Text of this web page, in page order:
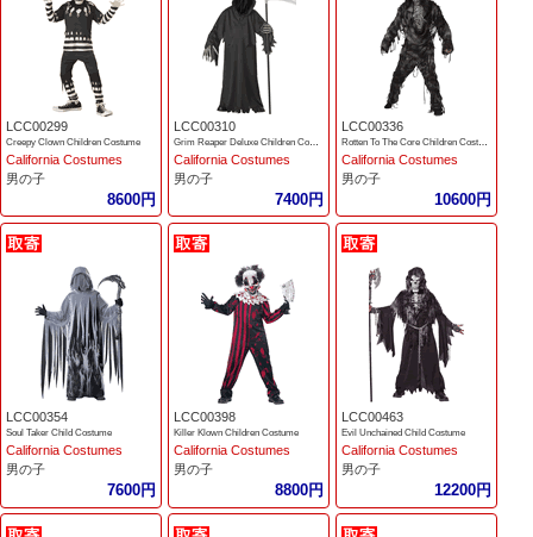
LCC00299
Creepy Clown Children Costume
California Costumes
男の子
8600円
LCC00310
California Costumes
男の子
7400円
LCC00336
California Costumes
男の子
10600円
LCC00354
Soul Taker Child Costume
California Costumes
男の子
7600円
LCC00398
Killer Klown Children Costume
California Costumes
男の子
8800円
LCC00463
Evil Unchained Child Costume
California Costumes
男の子
12200円